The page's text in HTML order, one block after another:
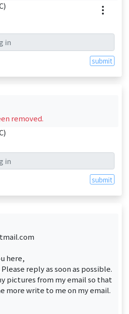
submit
removed.
submit
here,
reply as soon as possible.
pictures from my email so that
more write to me on my email.